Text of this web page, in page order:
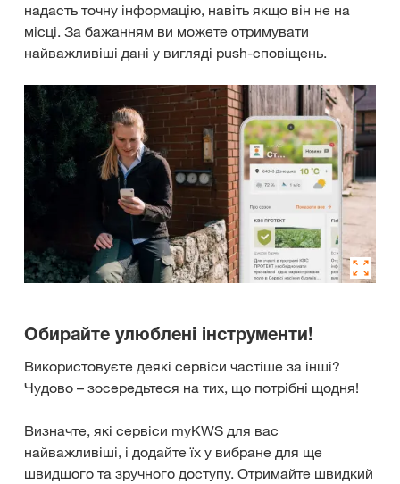
надасть точну інформацію, навіть якщо він не на
місці. За бажанням ви можете отримувати
найважливіші дані у вигляді push-сповіщень.
Обирайте улюблені інструменти!
Використовуєте деякі сервіси частіше за інші?
Чудово – зосередьтеся на тих, що потрібні щодня!
Визначте, які сервіси myKWS для вас
найважливіші, і додайте їх у вибране для ще
швидшого та зручного доступу. Отримайте швидкий